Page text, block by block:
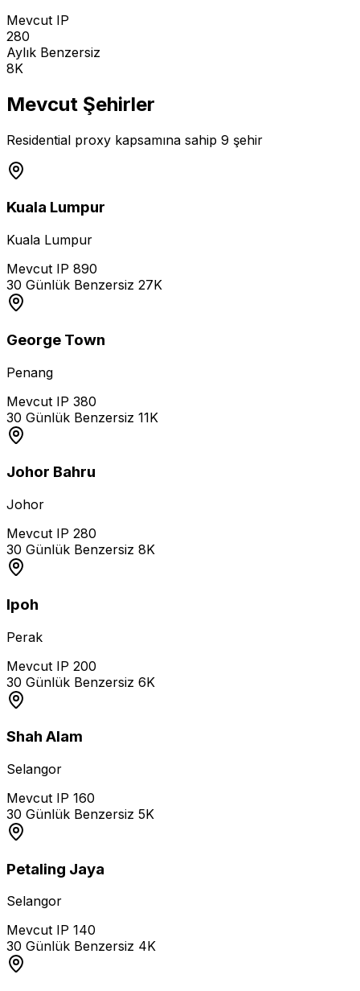
Mevcut IP
280
Aylık Benzersiz
8K
Mevcut Şehirler
Residential proxy kapsamına sahip 9 şehir
Kuala Lumpur
Kuala Lumpur
Mevcut IP 890
30 Günlük Benzersiz 27K
George Town
Penang
Mevcut IP 380
30 Günlük Benzersiz 11K
Johor Bahru
Johor
Mevcut IP 280
30 Günlük Benzersiz 8K
Ipoh
Perak
Mevcut IP 200
30 Günlük Benzersiz 6K
Shah Alam
Selangor
Mevcut IP 160
30 Günlük Benzersiz 5K
Petaling Jaya
Selangor
Mevcut IP 140
30 Günlük Benzersiz 4K